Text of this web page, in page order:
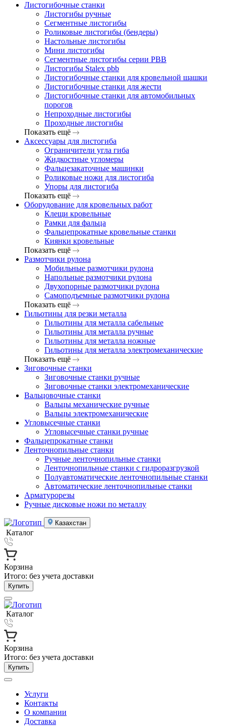
Листогибочные станки
Листогибы ручные
Сегментные листогибы
Роликовые листогибы (бендеры)
Настольные листогибы
Мини листогибы
Сегментные листогибы серии PBB
Листогибы Stalex pbb
Листогибочные станки для кровельной шашки
Листогибочные станки для жести
Листогибочные станки для автомобильных
порогов
Непроходные листогибы
Проходные листогибы
Показать ещё
Аксессуары для листогиба
Ограничители угла гиба
Жидкостные угломеры
Фальцезакаточные машинки
Роликовые ножи для листогиба
Упоры для листогиба
Показать ещё
Оборудование для кровельных работ
Клещи кровельные
Рамки для фальца
Фальцепрокатные кровельные станки
Киянки кровельные
Показать ещё
Размотчики рулона
Мобильные размотчики рулона
Напольные размотчики рулона
Двухопорные размотчики рулона
Самоподъемные размотчики рулона
Показать ещё
Гильотины для резки металла
Гильотины для металла сабельные
Гильотины для металла ручные
Гильотины для металла ножные
Гильотины для металла электромеханические
Показать ещё
Зиговочные станки
Зиговочные станки ручные
Зиговочные станки электромеханические
Вальцовочные станки
Вальцы механические ручные
Вальцы электромеханические
Угловысечные станки
Угловысечные станки ручные
Фальцепрокатные станки
Ленточнопильные станки
Ручные ленточнопильные станки
Ленточнопильные станки с гидроразгрузкой
Полуавтоматические ленточнопильные станки
Автоматические ленточнопильные станки
Арматурорезы
Ручные дисковые ножи по металлу
Казахстан
Каталог
Корзина
Итого: без учета доставки
Купить
Каталог
Корзина
Итого: без учета доставки
Купить
Услуги
Контакты
О компании
Доставка